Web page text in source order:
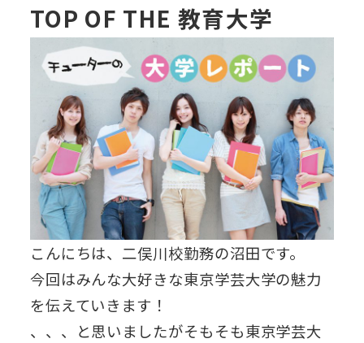
TOP OF THE 教育大学
こんにちは、二俣川校勤務の沼田です。
今回はみんな大好きな東京学芸大学の魅力
を伝えていきます！
、、、と思いましたがそもそも東京学芸大